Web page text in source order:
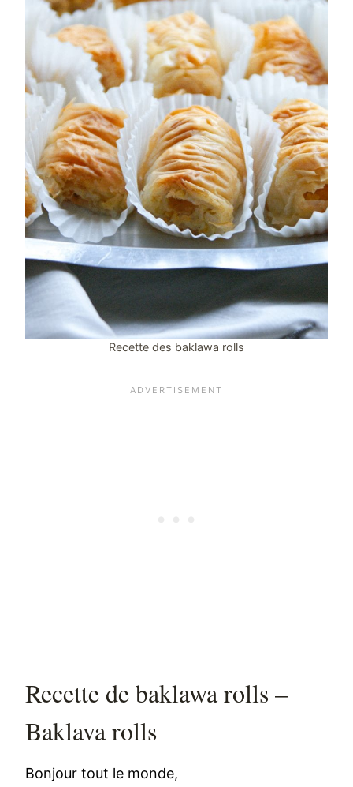
Recette des baklawa rolls
Recette de baklawa rolls –
Baklava rolls
Bonjour tout le monde,